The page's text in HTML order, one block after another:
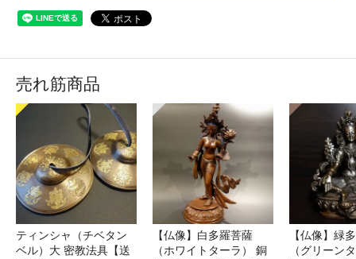
売れ筋商品
ティンシャ（チベタン
ベル）大 密教法具【送
【仏像】白多羅菩薩
（ホワイトターラ） 銅
【仏像】緑
（グリーン